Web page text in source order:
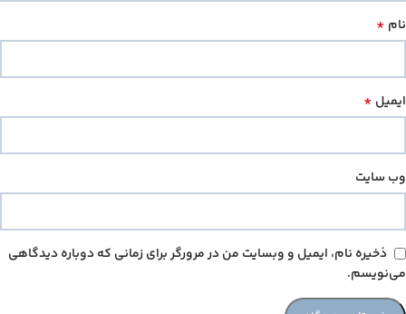
نام *
ایمیل *
وب‌ سایت
ذخیره نام، ایمیل و وبسایت من در مرورگر برای زمانی که دوباره دیدگاهی
می‌نویسم.